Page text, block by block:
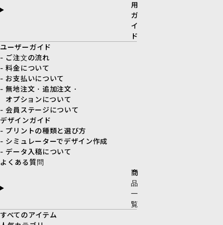
用
ガ
イ
ド
ユーザーガイド
- ご注文の流れ
- 料金について
- お支払いについて
- 無地注文・追加注文・
オプションについて
- 会員ステージについて
デザインガイド
- プリントの種類と選び方
- シミュレーターでデザイン作成
- データ入稿について
よくある質問
商
品
一
覧
すべてのアイテム